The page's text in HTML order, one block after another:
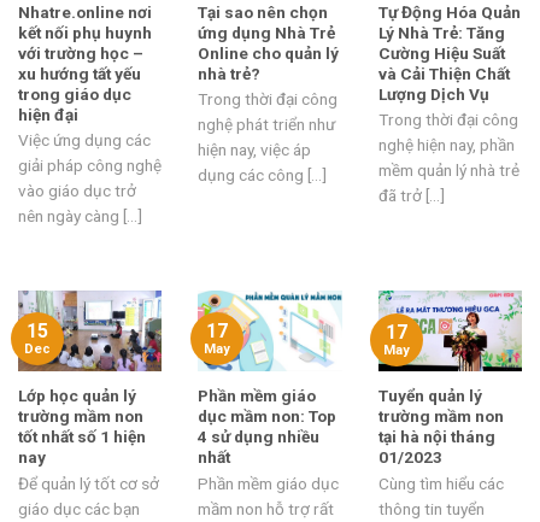
Nhatre.online nơi
kết nối phụ huynh
với trường học –
xu hướng tất yếu
trong giáo dục
hiện đại
Việc ứng dụng các
giải pháp công nghệ
vào giáo dục trở
nên ngày càng [...]
Tại sao nên chọn
ứng dụng Nhà Trẻ
Online cho quản lý
nhà trẻ?
Trong thời đại công
nghệ phát triển như
hiện nay, việc áp
dụng các công [...]
Tự Động Hóa Quản
Lý Nhà Trẻ: Tăng
Cường Hiệu Suất
và Cải Thiện Chất
Lượng Dịch Vụ
Trong thời đại công
nghệ hiện nay, phần
mềm quản lý nhà trẻ
đã trở [...]
Lớp học quản lý
trường mầm non
tốt nhất số 1 hiện
nay
Để quản lý tốt cơ sở
giáo dục các bạn
15
Dec
Phần mềm giáo
dục mầm non: Top
4 sử dụng nhiều
nhất
Phần mềm giáo dục
mầm non hỗ trợ rất
17
May
Tuyển quản lý
trường mầm non
tại hà nội tháng
01/2023
Cùng tìm hiểu các
thông tin tuyển
17
May